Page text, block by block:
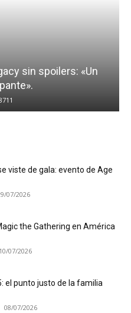
sin spoilers: «Un
viste de gala: evento de Age
07/2026
the Gathering en América
10/07/2026
el punto justo de la familia
08/07/2026